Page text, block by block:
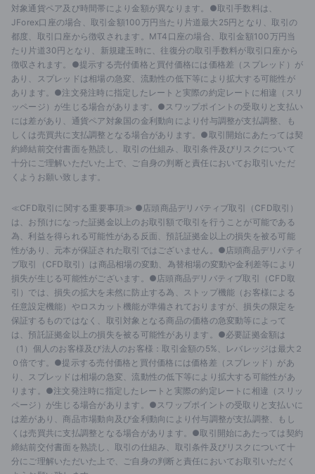
対象通貨ペア及び時間帯により金額が異なります。●取引手数料は、
JForex口座の場合、取引金額100万円当たり片道最大25円となり、取引の
都度、取引口座から徴収されます。MT4口座の場合、取引金額100万円当
たり片道30円となり、新規建玉時に、往復分の取引手数料が取引口座から
徴収されます。●提示する売付価格と買付価格には価格差（スプレッド）が
あり、スプレッドは相場の急変、流動性の低下等により拡大する可能性が
あります。●注文発注時に指定したレートと実際の約定レートに相違（スリ
ッページ）が生じる場合があります。●スワップポイントの受取りと支払い
には差があり、通貨ペア対象国の金利動向により付与調整が支払調整、も
しくは売買共に支払調整となる場合があります。●取引開始にあたっては契
約締結前交付書面を熟読し、取引の仕組み、取引条件及びリスクについて
十分にご理解いただいた上で、ご自身の判断と責任においてお取引いただ
くようお願い致します。
≪CFD取引に関する重要事項≫ ●店頭商品デリバティブ取引（CFD取引）
は、お預けになった証拠金以上のお取引額で取引を行うことが可能である
為、利益を得られる可能性がある反面、預託証拠金以上の損失を被る可能
性があり、元本が保証された取引ではございません。●店頭商品デリバティ
ブ取引（CFD取引）は商品相場の変動、為替相場の変動や金利差等により
損失が生じる可能性がございます。●店頭商品デリバティブ取引（CFD取
引）では、損失の拡大を未然に防止する為、ストップ機能（お客様による
任意設定機能）やロスカット機能が準備されておりますが、損失の限定を
保証するものではなく、取引対象となる商品の価格の急変動等によって
は、預託証拠金以上の損失を被る可能性があります。●必要証拠金額は
（1）個人のお客様及び法人のお客様：取引金額の5%、レバレッジは最大２
０倍です。●提示する売付価格と買付価格には価格差（スプレッド）があ
り、スプレッドは相場の急変、流動性の低下等により拡大する可能性があ
ります。●注文発注時に指定したレートと実際の約定レートに相違（スリッ
ページ）が生じる場合があります。●スワップポイントの受取りと支払いに
は差があり、商品市場動向及び金利動向により付与調整が支払調整、もし
くは売買共に支払調整となる場合があります。●取引開始にあたっては契約
締結前交付書面を熟読し、取引の仕組み、取引条件及びリスクについて十
分にご理解いただいた上で、ご自身の判断と責任においてお取引いただく